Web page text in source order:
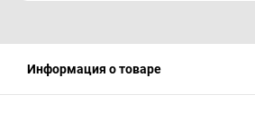
Информация о товаре